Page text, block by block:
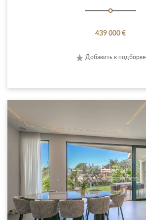
439 000 €
Добавить к подборке